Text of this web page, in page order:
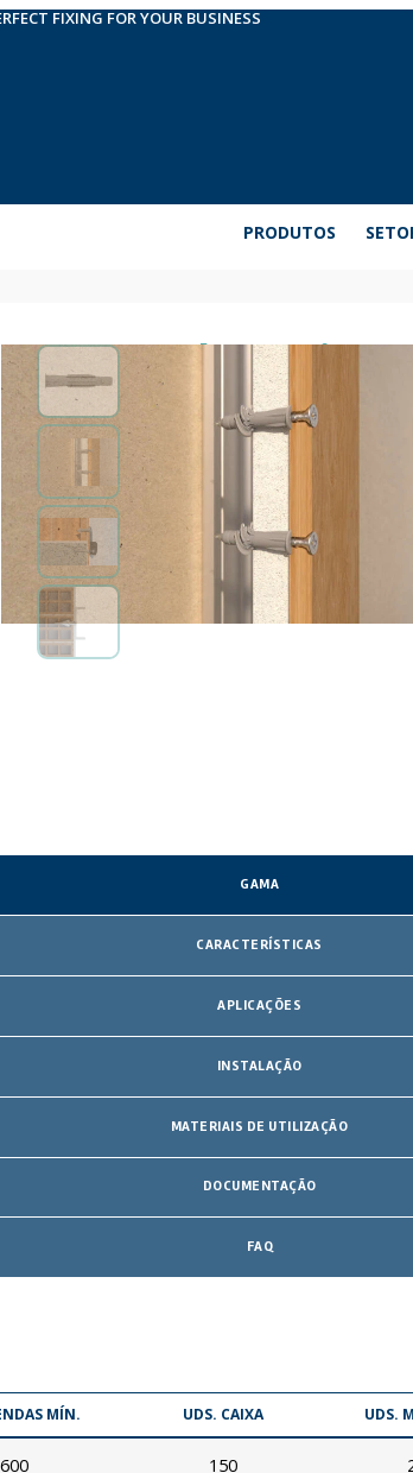
FIXING FOR YOUR BUSINESS
PRODUTOS
Bucha
Cavilha universal para materiais
elementos como candeeiros ou
completamente no orifício durante
seu movimento durante a
GAMA
CARACTERÍSTICAS
APLICAÇÕES
INSTALAÇÃO
MATERIAIS DE UTILIZAÇÃO
DOCUMENTAÇÃO
FAQ
MÍN. UDS. CAIXA UDS.
600 150